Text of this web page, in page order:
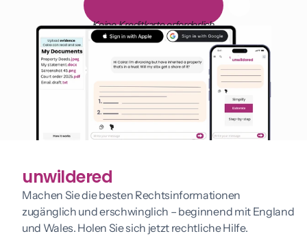
äg on
Keine Kreditkarte erforderlich
unwildered
Machen Sie die besten Rechtsinformationen
zugänglich und erschwinglich – beginnend mit England
und Wales. Holen Sie sich jetzt rechtliche Hilfe.